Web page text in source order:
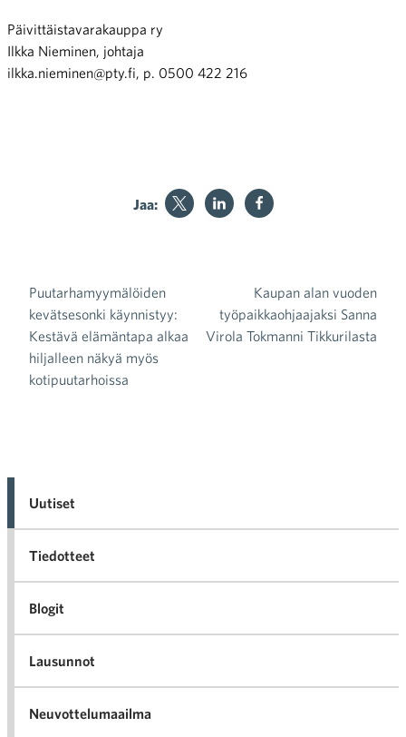
Päivittäistavarakauppa ry
Ilkka Nieminen, johtaja
ilkka.nieminen@pty.fi, p. 0500 422 216
Jaa:
Artikkelien selaus
Puutarhamyymälöiden
kevätsesonki käynnistyy:
Kestävä elämäntapa alkaa
hiljalleen näkyä myös
kotipuutarhoissa
Kaupan alan vuoden
työpaikkaohjaajaksi Sanna
Virola Tokmanni Tikkurilasta
Uutiset
Tiedotteet
Blogit
Lausunnot
Neuvottelumaailma